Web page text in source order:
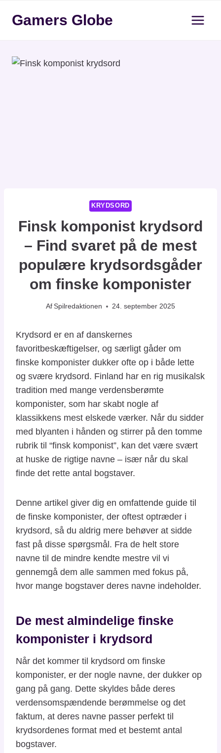
Gamers Globe
KRYDSORD
Finsk komponist krydsord
– Find svaret på de mest
populære krydsordsgåder
om finske komponister
AfSpilredaktionen 24. september 2025
Krydsord er en af danskernes
favoritbeskæftigelser, og særligt gåder om
finske komponister dukker ofte op i både lette
og svære krydsord. Finland har en rig musikalsk
tradition med mange verdensberømte
komponister, som har skabt nogle af
klassikkens mest elskede værker. Når du sidder
med blyanten i hånden og stirrer på den tomme
rubrik til “finsk komponist”, kan det være svært
at huske de rigtige navne – især når du skal
finde det rette antal bogstaver.
Denne artikel giver dig en omfattende guide til
de finske komponister, der oftest optræder i
krydsord, så du aldrig mere behøver at sidde
fast på disse spørgsmål. Fra de helt store
navne til de mindre kendte mestre vil vi
gennemgå dem alle sammen med fokus på,
hvor mange bogstaver deres navne indeholder.
De mest almindelige finske
komponister i krydsord
Når det kommer til krydsord om finske
komponister, er der nogle navne, der dukker op
gang på gang. Dette skyldes både deres
verdensomspændende berømmelse og det
faktum, at deres navne passer perfekt til
krydsordenes format med et bestemt antal
bogstaver.